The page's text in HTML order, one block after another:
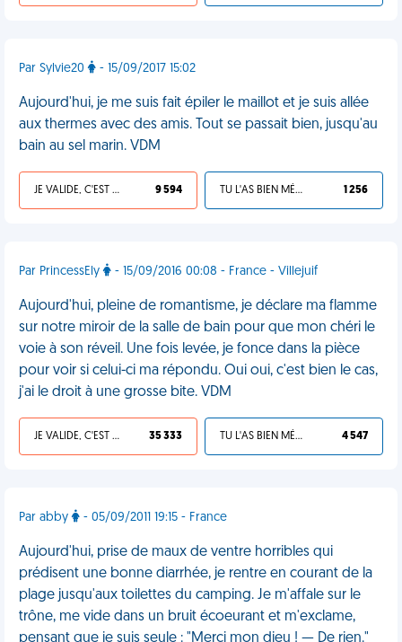
Par Sylvie20 - 15/09/2017 15:02
Aujourd'hui, je me suis fait épiler le maillot et je suis allée
aux thermes avec des amis. Tout se passait bien, jusqu'au
bain au sel marin. VDM
JE VALIDE, C'EST UNE VDM 9 594 TU L'AS BIEN MÉRITÉ 1 256
Par PrincessEly - 15/09/2016 00:08 - France - Villejuif
Aujourd'hui, pleine de romantisme, je déclare ma flamme
sur notre miroir de la salle de bain pour que mon chéri le
voie à son réveil. Une fois levée, je fonce dans la pièce
pour voir si celui-ci ma répondu. Oui oui, c'est bien le cas,
j'ai le droit à une grosse bite. VDM
JE VALIDE, C'EST UNE VDM 35 333 TU L'AS BIEN MÉRITÉ 4 547
Par abby - 05/09/2011 19:15 - France
Aujourd'hui, prise de maux de ventre horribles qui
prédisent une bonne diarrhée, je rentre en courant de la
plage jusqu'aux toilettes du camping. Je m'affale sur le
trône, me vide dans un bruit écoeurant et m'exclame,
pensant que je suis seule : "Merci mon dieu ! — De rien."